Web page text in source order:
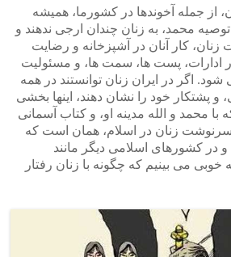
از جمله آخوندها در کشورما، همیشه
توصیه محمد، به زنان چندان ارجی ندهند و
کار آنان در آشپزخانه و رضایت
ادارات، پست ها، سمت ها، و مسئولیت
اگر در ایران زنان توانستند در همه
و پشتکار خود را نشان دهند، اینها بخشی
با محمد و الله مدینه او، و کتاب آسمانی
سرنوشت زنان در اسلام، همان است که
و در کشورهای اسلامی دیگر مانند
خوبی می بینیم که چگونه با زنان رفتار